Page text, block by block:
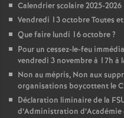
Calendrier scolaire 2025-
Vendredi 13 octobre Toutes
Que faire lundi 16 octobre?
Pour un cessez-le-feu
vendredi 3 novembre à 17h
Non au mépris, Non aux
organisations boycottent le
Déclaration liminaire de la
d’Administration